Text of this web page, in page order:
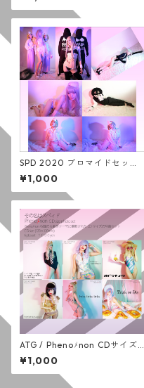
SPD 2020 ブロマイドセット
(7枚組)
¥1,000
ATG / Phenoﾒnon CDサイズ
フォトセット (６枚組)
¥1,000